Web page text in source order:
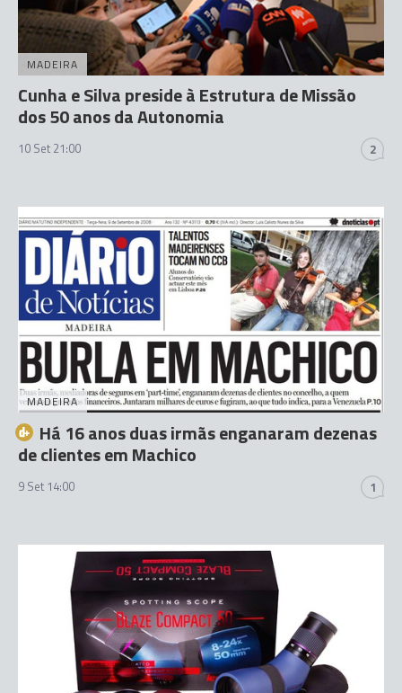
MADEIRA
Cunha e Silva preside à Estrutura de Missão
dos 50 anos da Autonomia
10 Set 21:00 2
MADEIRA
Há 16 anos duas irmãs enganaram dezenas
de clientes em Machico
9 Set 14:00 1